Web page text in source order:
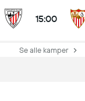
15:00
Se alle kamper